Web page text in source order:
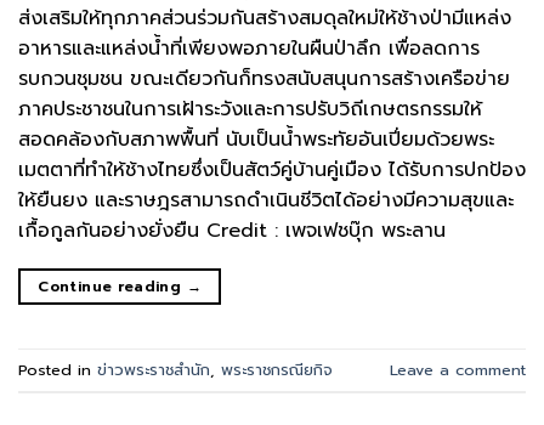
ส่งเสริมให้ทุกภาคส่วนร่วมกันสร้างสมดุลใหม่ให้ช้างป่ามีแหล่ง
อาหารและแหล่งน้ำที่เพียงพอภายในผืนป่าลึก เพื่อลดการ
รบกวนชุมชน ขณะเดียวกันก็ทรงสนับสนุนการสร้างเครือข่าย
ภาคประชาชนในการเฝ้าระวังและการปรับวิถีเกษตรกรรมให้
สอดคล้องกับสภาพพื้นที่ นับเป็นน้ำพระทัยอันเปี่ยมด้วยพระ
เมตตาที่ทำให้ช้างไทยซึ่งเป็นสัตว์คู่บ้านคู่เมือง ได้รับการปกป้อง
ให้ยืนยง และราษฎรสามารถดำเนินชีวิตได้อย่างมีความสุขและ
เกื้อกูลกันอย่างยั่งยืน Credit : เพจเฟชบุ๊ก พระลาน
Continue reading →
Posted in ข่าวพระราชสำนัก, พระราชกรณียกิจ Leave a comment